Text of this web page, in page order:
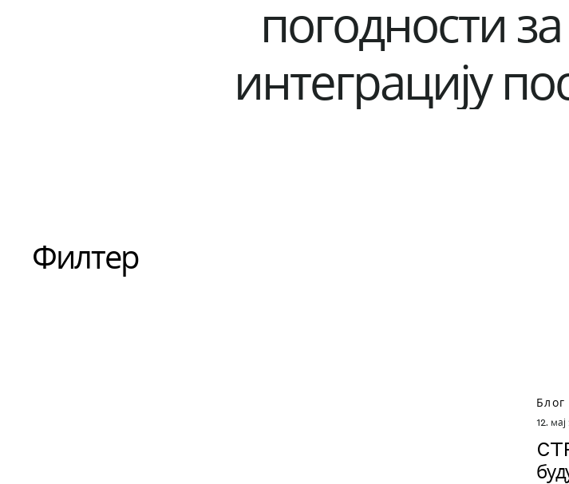
погодности
интеграцију
Филтер
Блог
12.